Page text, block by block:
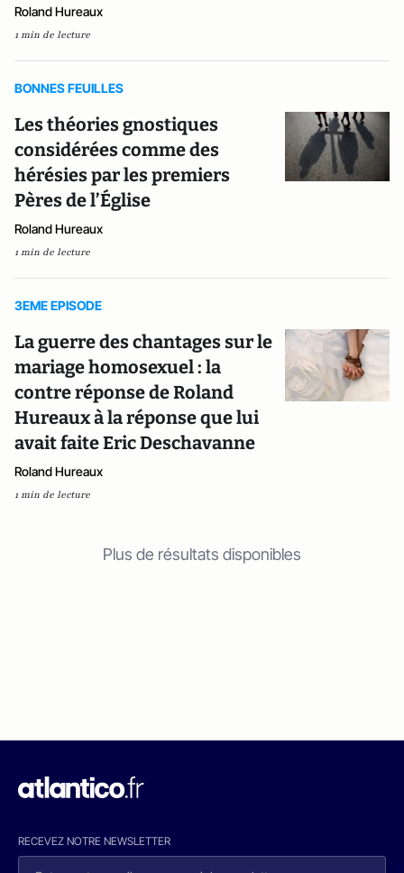
Roland Hureaux
1 min de lecture
BONNES FEUILLES
Les théories gnostiques
considérées comme des
hérésies par les premiers
Pères de l’Église
Roland Hureaux
1 min de lecture
3EME EPISODE
La guerre des chantages sur le
mariage homosexuel : la
contre réponse de Roland
Hureaux à la réponse que lui
avait faite Eric Deschavanne
Roland Hureaux
1 min de lecture
Plus de résultats disponibles
RECEVEZ NOTRE NEWSLETTER